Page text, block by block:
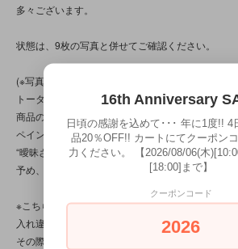
多々ございます。
状態は、9枚の写真と併せてご確認ください。
(※写真は、光の当たり方によって見え方が変わる為
トータル的に判断頂けると幸いです。
商品の特性/性質上、上記の問題以前に、
ペイントのムラや漏れや、バリ処理、作り自体に、
“曖昧さ”“甘さ”“雑さ”の部分が見られる商品です。
予め、ご了承ください。)
※こちらの商品は店頭でも販売しています。
入れ違いで完売してしまう場合がございます。
その際はご容赦くださいませ。
16th Anniversary
日頃の感謝を込めて･･･ 年に1度!! 4
品20％OFF!! カートにてクーポン
力ください。 【2026/08/06(木
[18:00]まで】
クーポンコード
2026